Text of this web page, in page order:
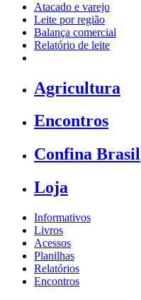
Atacado e varejo
Leite por região
Balança comercial
Relatório de leite
Agricultura
Encontros
Confina Brasil
Loja
Informativos
Livros
Acessos
Planilhas
Relatórios
Encontros